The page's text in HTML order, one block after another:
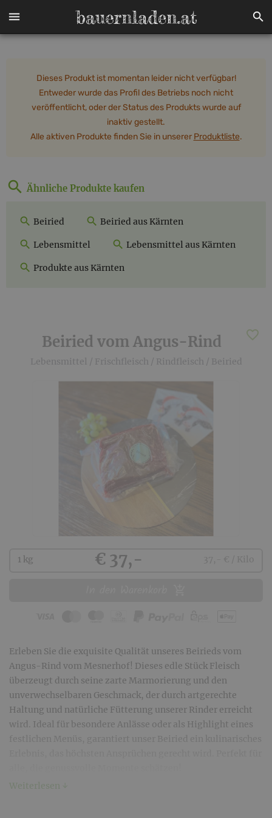
Dieses Produkt ist momentan leider nicht verfügbar!
Entweder wurde das Profil des Betriebs noch nicht
veröffentlicht, oder der Status des Produkts wurde auf
inaktiv gestellt.
Alle aktiven Produkte finden Sie in unserer Produktliste.
Ähnliche Produkte kaufen
Beiried Beiried aus Kärnten
Lebensmittel Lebensmittel aus Kärnten
Produkte aus Kärnten
Beiried vom Angus-Rind
Lebensmittel / Frischfleisch / Rindfleisch / Beiried
Kaufen
1 kg € 37,-
Erleben Sie die exquisite Qualität unseres Beirieds vom
Angus-Rind vom Mesnerhof! Dieses edle Stück Fleisch
überzeugt durch seine zarte Marmorierung und den
unverwechselbaren Geschmack, der durch artgerechte
Haltung und natürliche Fütterung unserer Rinder erreicht
wird. Ideal für besondere Anlässe oder als Highlight eines
Weiterlesen ↓